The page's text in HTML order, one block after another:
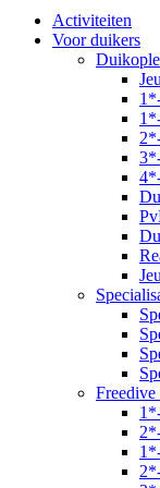
Activiteiten
Voor duikers